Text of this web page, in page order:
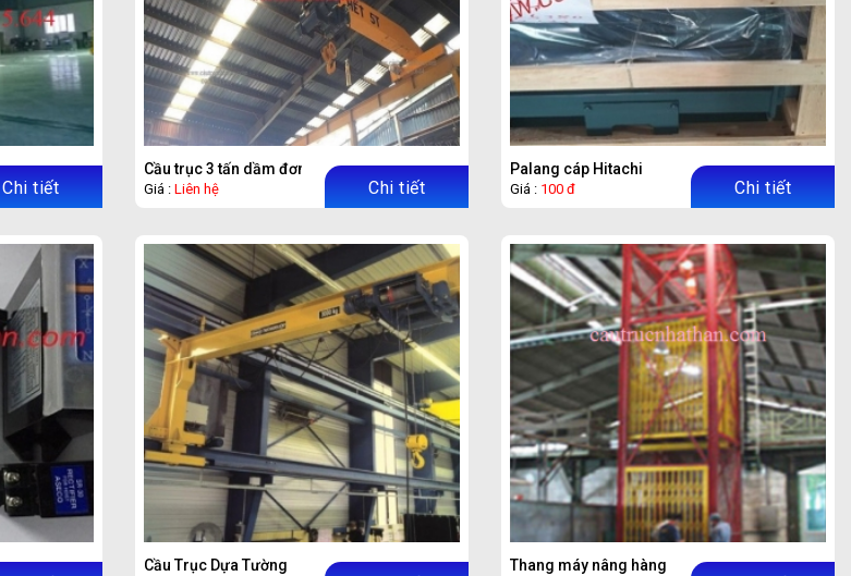
Chi tiết
Cầu trục 3 tấn dầm đơn
Giá : Liên hệ Chi tiết
Palang cáp Hitachi
Giá : 100 đ Chi tiết
Cầu Trục Dựa Tường Thang máy nâng hàng